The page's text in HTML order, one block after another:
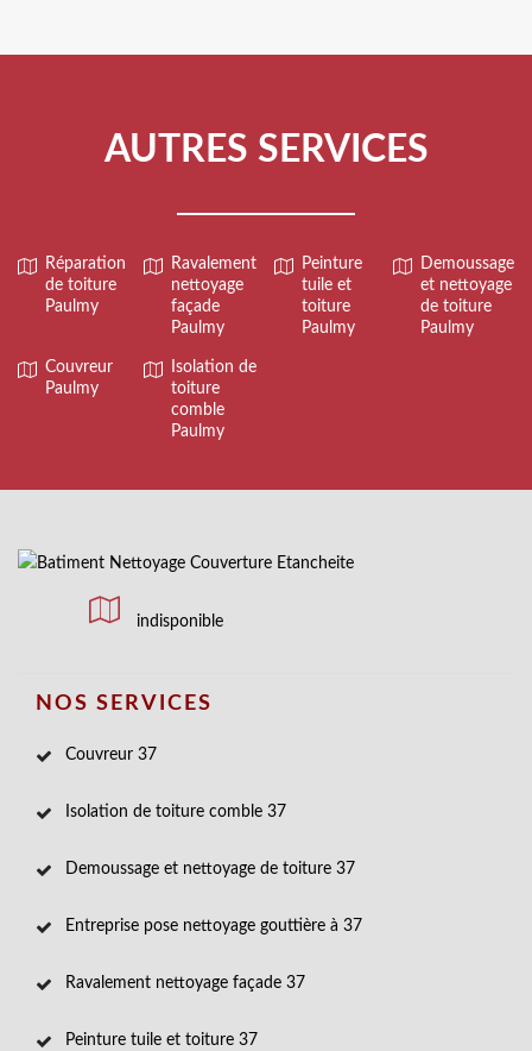
AUTRES SERVICES
Réparation
de toiture
Paulmy
Ravalement
nettoyage
façade
Paulmy
Peinture
tuile et
toiture
Paulmy
Demoussage
et nettoyage
de toiture
Paulmy
Couvreur
Paulmy
Isolation de
toiture
comble
Paulmy
indisponible
NOS SERVICES
Couvreur 37
Isolation de toiture comble 37
Demoussage et nettoyage de toiture 37
Entreprise pose nettoyage gouttière à 37
Ravalement nettoyage façade 37
Peinture tuile et toiture 37